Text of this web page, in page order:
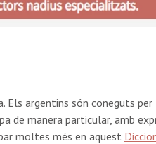
argentins són coneguts
manera particular, amb
moltes més en aquest